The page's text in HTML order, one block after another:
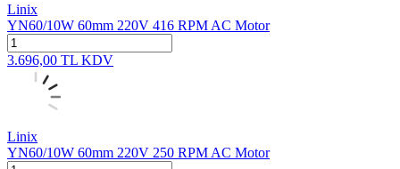
Linix
YN60/10W 60mm 220V 416 RPM AC Motor
3.696,00 TL KDV
Linix
YN60/10W 60mm 220V 250 RPM AC Motor